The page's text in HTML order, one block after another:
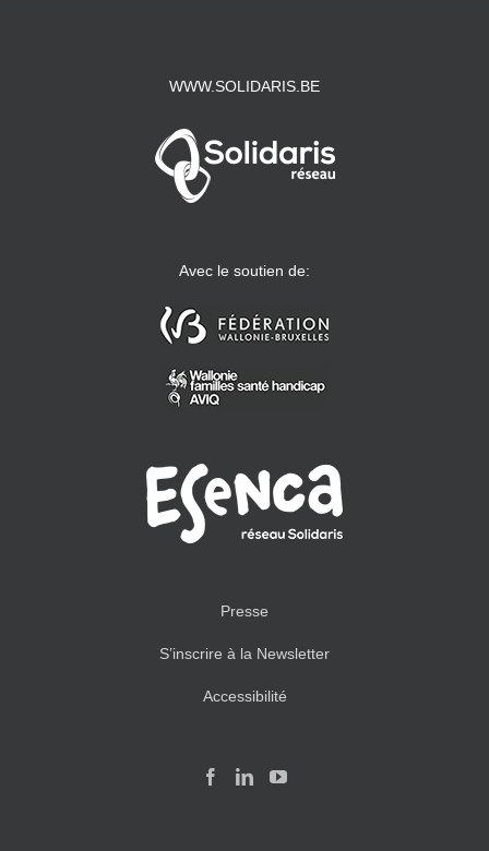
WWW.SOLIDARIS.BE
Avec le soutien de:
Presse
S’inscrire à la Newsletter
Accessibilité